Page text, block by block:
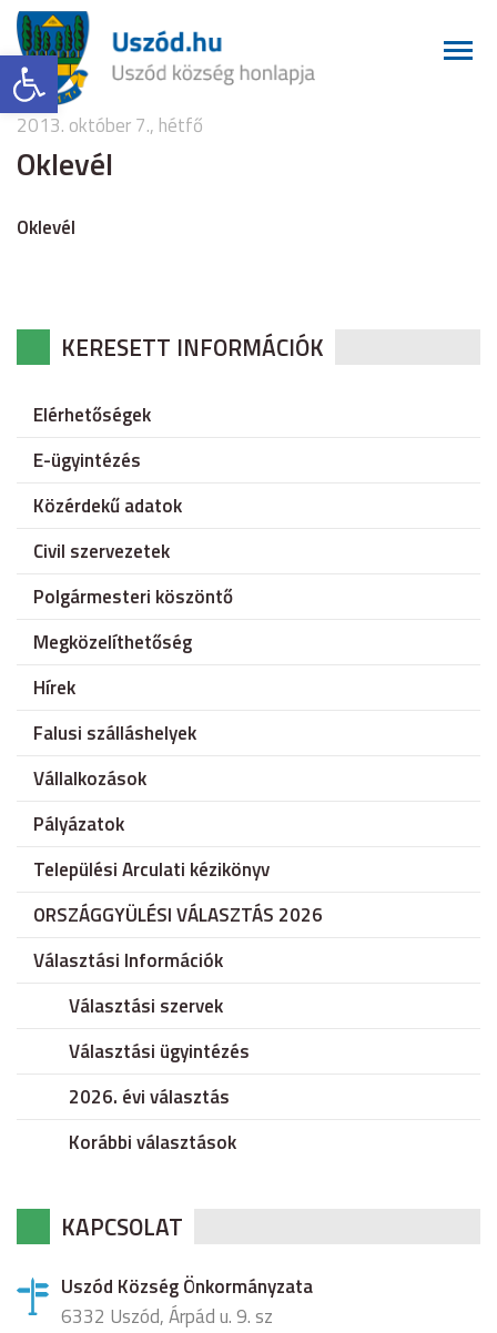
Eszköztár megnyitása
2013. október 7., hétfő
Oklevél
Oklevél
KERESETT INFORMÁCIÓK
Elérhetőségek
E-ügyintézés
Közérdekű adatok
Civil szervezetek
Polgármesteri köszöntő
Megközelíthetőség
Hírek
Falusi szálláshelyek
Vállalkozások
Pályázatok
Települési Arculati kézikönyv
ORSZÁGGYÜLÉSI VÁLASZTÁS 2026
Választási Információk
Választási szervek
Választási ügyintézés
2026. évi választás
Korábbi választások
KAPCSOLAT
Uszód Község Önkormányzata
6332 Uszód, Árpád u. 9. sz